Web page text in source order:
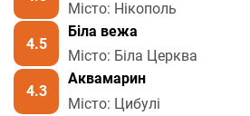
Місто: Нікополь
4.5
Біла вежа
Місто: Біла Церква
4.3
Аквамарин
Місто: Цибулі